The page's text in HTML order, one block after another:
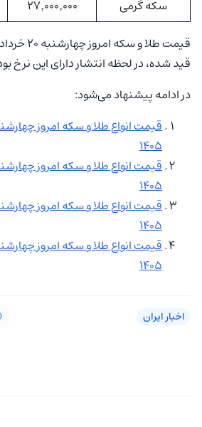
سکه گرمی
۲۷٬۰۰۰٬۰۰۰
قید شده، در لحظه انتشار دارای این نرخ
در ادامه پیشنهاد می‌شود:
1405
1405
1405
1405
اخبار ایران